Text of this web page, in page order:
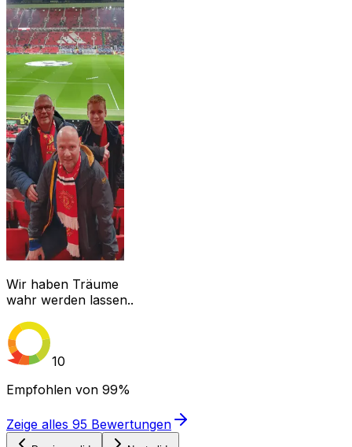
Wir haben Träume
wahr werden lassen..
10
Empfohlen von 99%
Zeige alles 95 Bewertungen